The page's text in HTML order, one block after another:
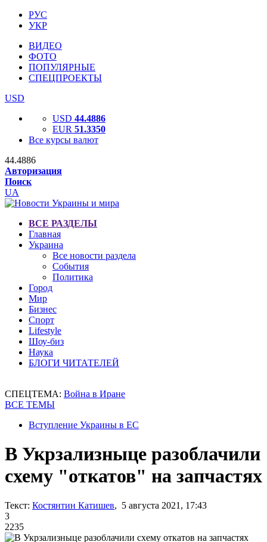
РУС
УКР
ВИДЕО
ФОТО
ПОПУЛЯРНЫЕ
СПЕЦПРОЕКТЫ
USD
USD 44.4886
EUR 51.3350
Все курсы валют
44.4886
Авторизация
Поиск
UA
ВСЕ РАЗДЕЛЫ
Главная
Украина
Все новости раздела
События
Политика
Город
Мир
Бизнес
Спорт
Lifestyle
Шоу-биз
Наука
БЛОГИ ЧИТАТЕЛЕЙ
СПЕЦТЕМА: Война в Иране
ВСЕ ТЕМЫ
Вступление Украины в ЕС
В Укрзализныце разоблачили
схему "откатов" на запчастях
Текст: Костянтин Катишев, 5 августа 2021, 17:43
3
2235